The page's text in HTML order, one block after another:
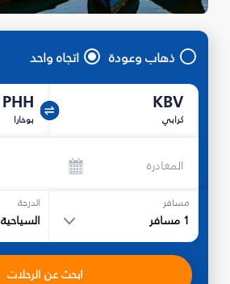
ذهاب وعودة اتجاه واحد
KBV
كرابي
PHH
بوخارا
المغادرة
مسافر
1 مسافر
الدرجة
السياحية
ابحث عن الرحلات